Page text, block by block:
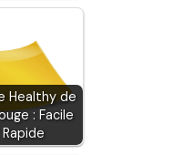
Healthy de
: Facile